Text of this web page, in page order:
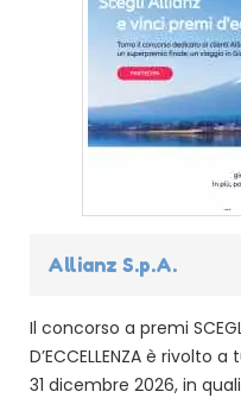
Allianz S.p.A.
Il concorso a premi SCEGLI
D’ECCELLENZA è rivolto
31 dicembre 2026, in